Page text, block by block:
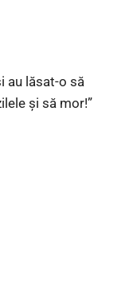
au lăsat-o să
și să mor!”